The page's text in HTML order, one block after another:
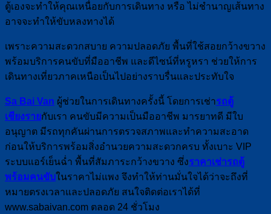
ตู้เองจะทำให้คุณเหนื่อยกับการเดินทาง หรือ ไม่ชำนาญเส้นทาง
อาจจะทำให้ขับหลงทางได้
เพราะความสะดวกสบาย ความปลอดภัย พื้นที่ใช้สอยกว้างขวาง
พร้อมบริการคนขับที่มืออาชีพ และดีไซน์ที่หรูหรา ช่วยให้การ
เดินทางเที่ยวภาคเหนือเป็นไปอย่างราบรื่นและประทับใจ
Sa Bai Van ผู้ช่วยในการเดินทางครั้งนี้ โดยการเช่ารถตู้
เชียงรายกับเรา คนขับมีความเป็นมืออาชีพ มารยาทดี มีใบ
อนุญาต มีรถทุกคันผ่านการตรวจสภาพและทำความสะอาด
ก่อนให้บริการพร้อมสิ่งอำนวยความสะดวกครบ ทั้งเบาะ VIP
ระบบแอร์เย็นฉ่ำ พื้นที่สัมภาระกว้างขวาง ซึ่งราคาเช่ารถตู้
พร้อมคนขับในราคาไม่แพง จึงทำให้ท่านมั่นใจได้ว่าจะถึงที่
หมายตรงเวลาและปลอดภัย สนใจติดต่อเราได้ที่
www.sabaivan.com ตลอด 24 ชั่วโมง